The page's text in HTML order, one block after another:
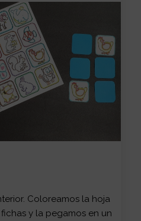
Coloreamos la hoja
y la pegamos en un